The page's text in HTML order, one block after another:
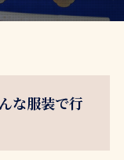
な服装で行